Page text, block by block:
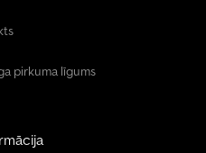
pirkuma līgums